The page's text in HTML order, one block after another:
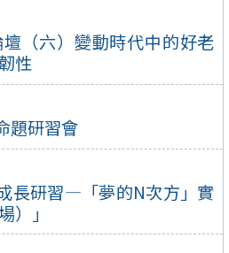
（六）變動時代中的好老
性
題研習會
長研習—「夢的N次方」實
）」